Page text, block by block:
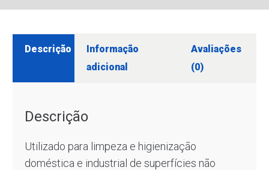
Descrição
Informação
adicional
Avaliações
(0)
Descrição
Utilizado para limpeza e higienização
doméstica e industrial de superfícies não